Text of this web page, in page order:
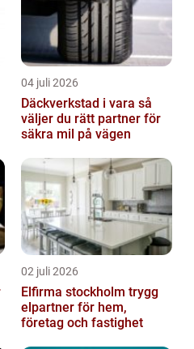
04 juli 2026
Däckverkstad i vara så
väljer du rätt partner för
säkra mil på vägen
02 juli 2026
Elfirma stockholm trygg
elpartner för hem,
företag och fastighet